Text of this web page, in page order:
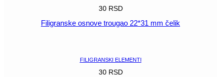
30 RSD
Filigranske osnove trougao 22*31 mm čelik
FILIGRANSKI ELEMENTI
30 RSD